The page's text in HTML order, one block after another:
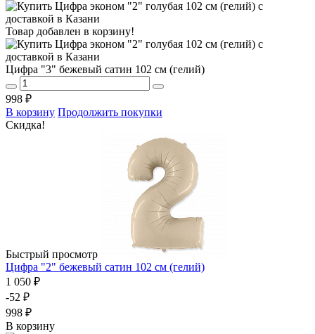
Товар добавлен в корзину!
Цифра "3" бежевый сатин 102 см (гелий)
998 ₽
В корзину Продолжить покупки
Скидка!
Быстрый просмотр
Цифра "2" бежевый сатин 102 см (гелий)
1 050 ₽
-52 ₽
998 ₽
В корзину